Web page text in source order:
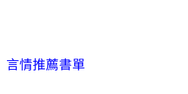
言情推薦書單